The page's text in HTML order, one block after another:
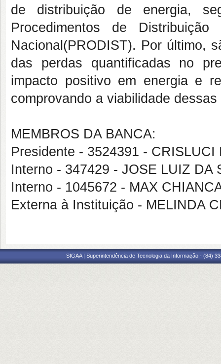
de distribuição de energia,
Procedimentos de
Nacional (PRODIST). Por último,
das perdas quantificadas no
impacto positivo em energia e
comprovando a viabilidade
MEMBROS DA BANCA:
Presidente - 3524391 -
Interno - 347429 - JOSE LUIZ DA
Interno - 1045672 - MAX
Externa à Instituição - MELINDA
SIGAA | Superintendência de Tecnologia da Informação - (84)